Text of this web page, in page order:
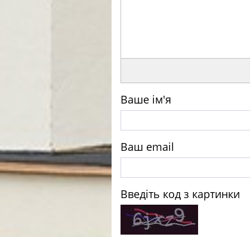
Ваше ім'я
Ваш email
Введіть код з картинки